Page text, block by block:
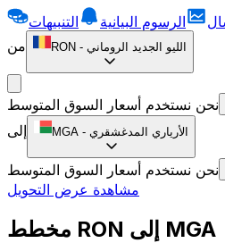
الرسوم البيانية
التنبيهات
من
RON - الليو الجديد الروماني
نحن نستخدم أسعار السوق المتوسط
إلى
MGA - الأرياري المدغشقري
نحن نستخدم أسعار السوق المتوسط
مشاهدة عرض التحويل
مخطط RON إلى MGA